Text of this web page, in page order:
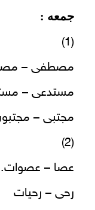
جمعه :
(1)
مصطفى –
مستدعى –
مجتبى –
(2)
عصا – عصوات.
رحى – رحيات